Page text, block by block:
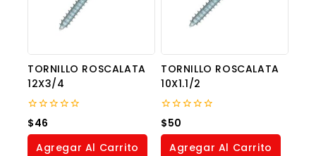
TORNILLO ROSCALATA
12X3/4
0
out
of
$46
Agregar Al Carrito
TORNILLO ROSCALATA
10X1.1/2
0
out
of
$50
Agregar Al Carrito